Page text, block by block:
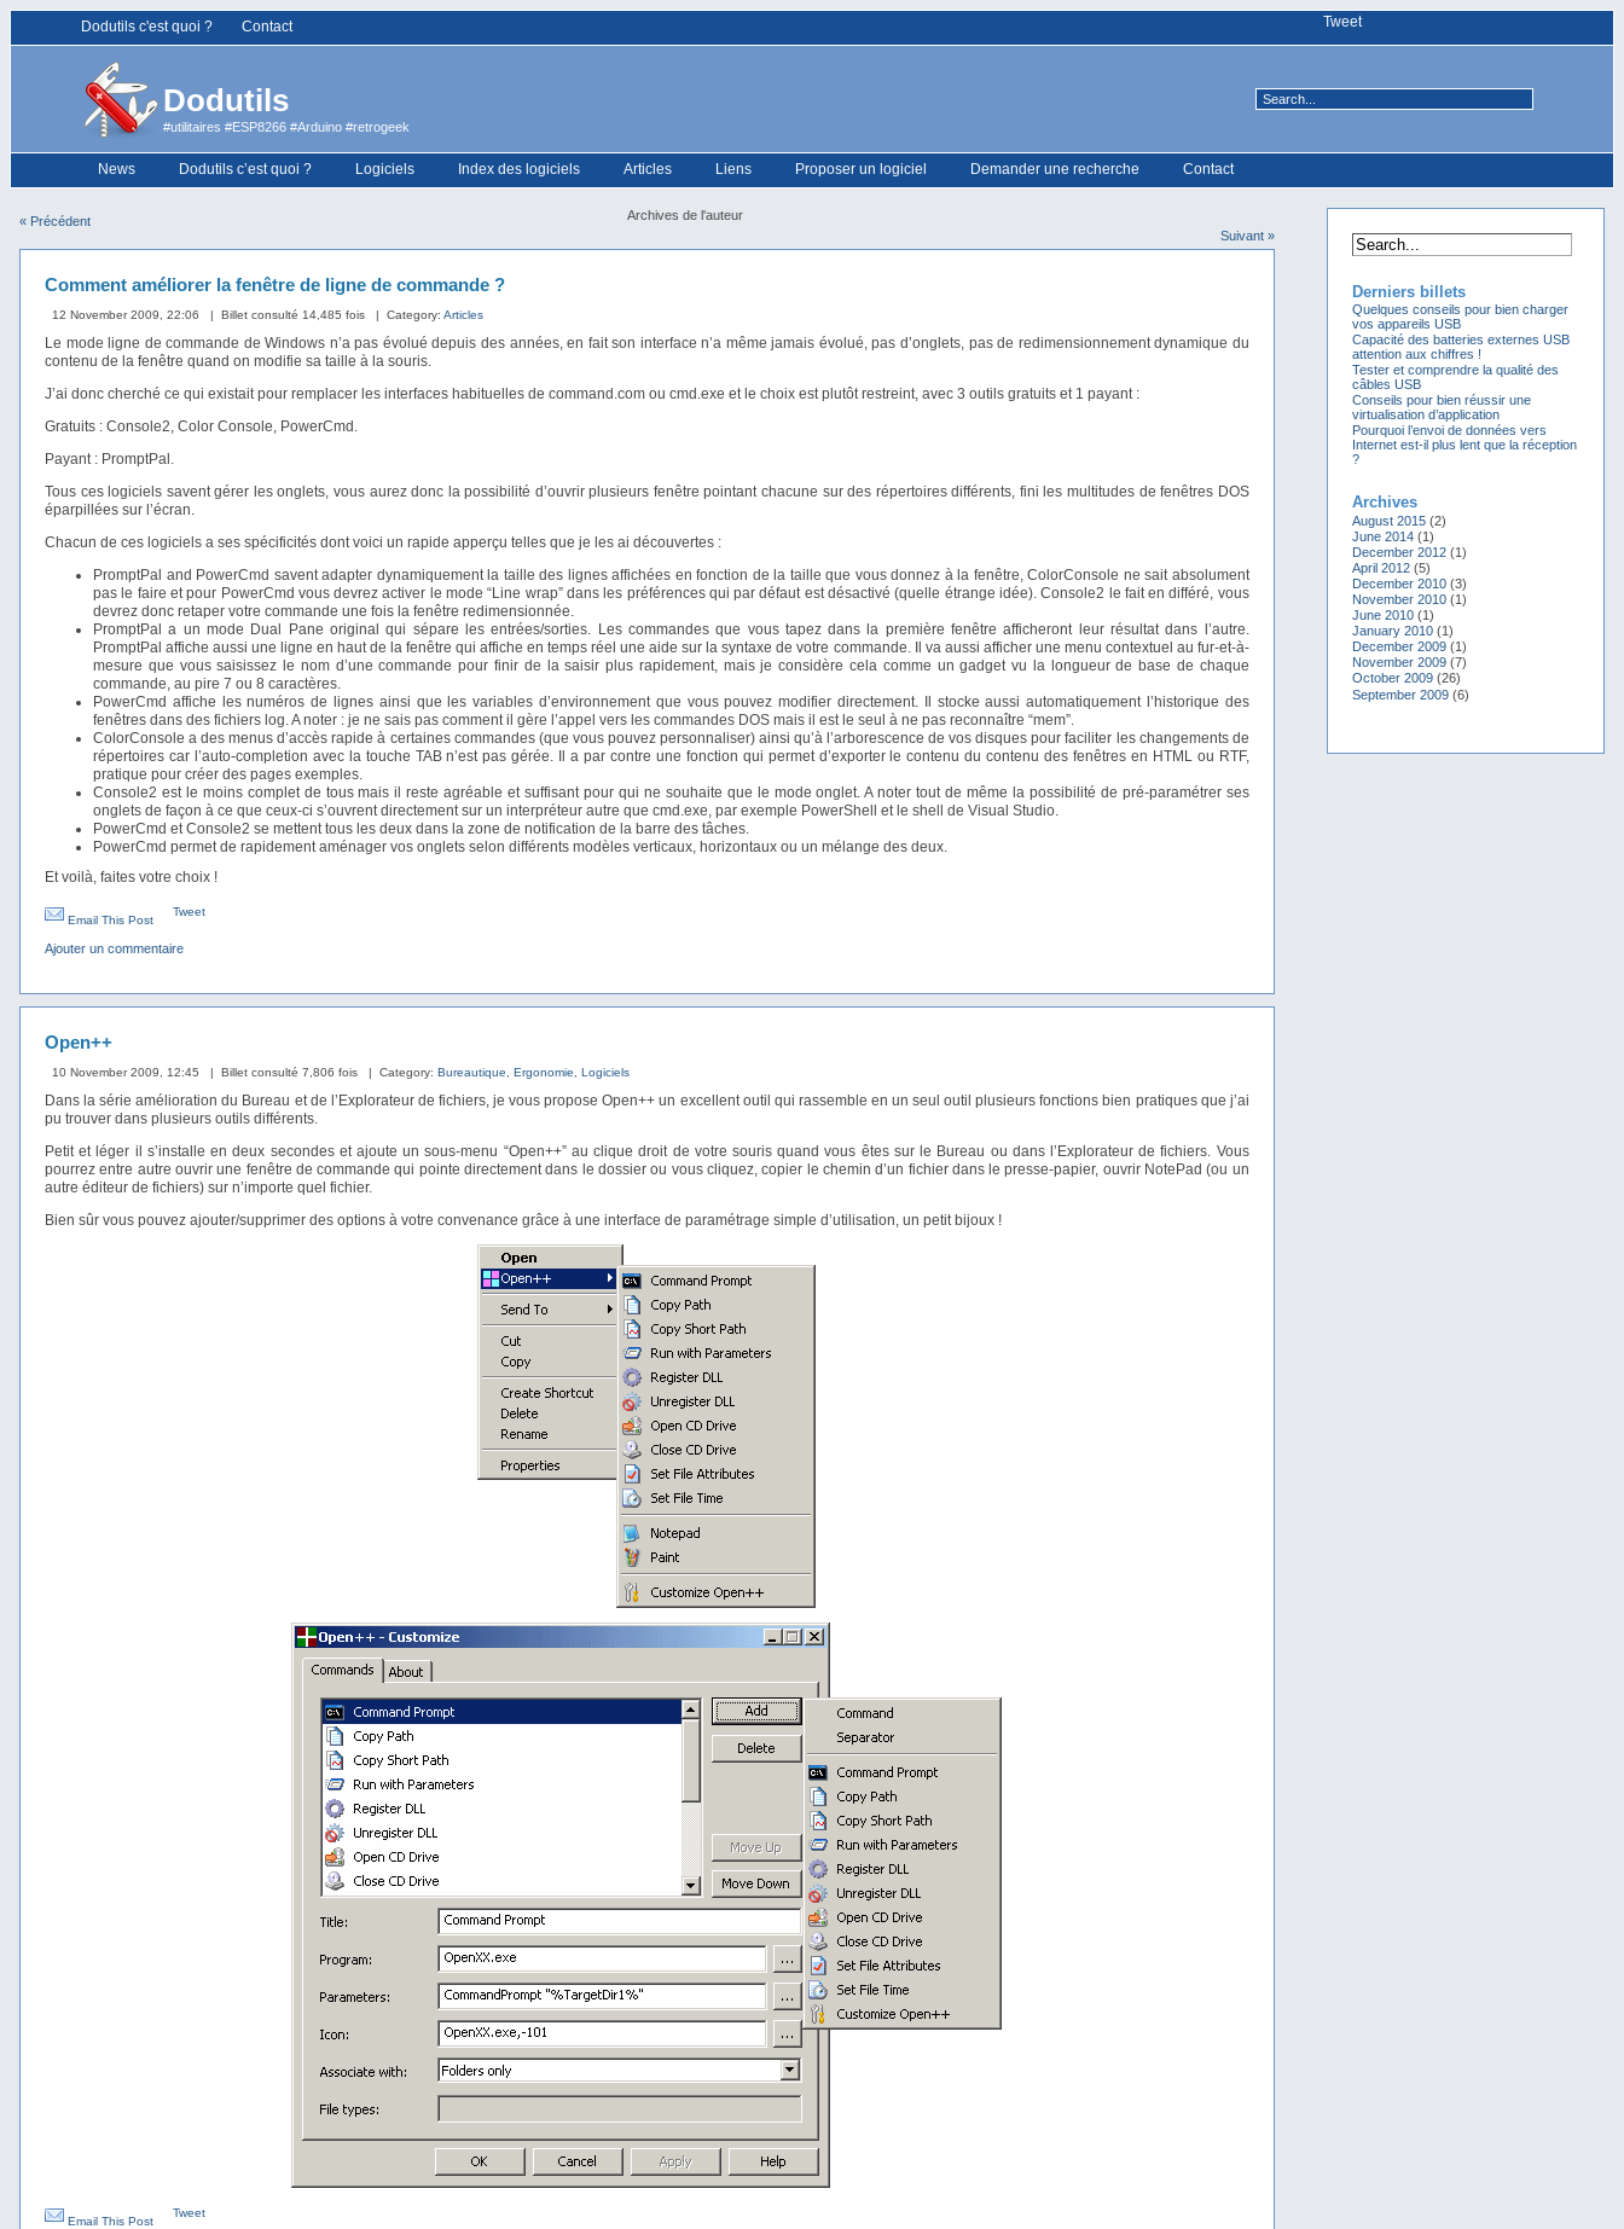
Tweet
Dodutils c'est quoi ? Contact
Dodutils
#utilitaires #ESP8266 #Arduino #retrogeek
News Dodutils c’est quoi ? Logiciels Index des logiciels Articles Liens Proposer un logiciel Demander une recherche Contact
« Précédent
Archives de l'auteur
Suivant »
Comment améliorer la fenêtre de ligne de commande ?
12 November 2009, 22:06 | Billet consulté 14,485 fois | Category: Articles
Le mode ligne de commande de Windows n’a pas évolué depuis des années, en fait son interface n’a même jamais évolué, pas d’onglets, pas de redimensionnement dynamique du
contenu de la fenêtre quand on modifie sa taille à la souris.
J’ai donc cherché ce qui existait pour remplacer les interfaces habituelles de command.com ou cmd.exe et le choix est plutôt restreint, avec 3 outils gratuits et 1 payant :
Gratuits : Console2, Color Console, PowerCmd.
Payant : PromptPal.
Tous ces logiciels savent gérer les onglets, vous aurez donc la possibilité d’ouvrir plusieurs fenêtre pointant chacune sur des répertoires différents, fini les multitudes de fenêtres DOS
éparpillées sur l’écran.
Chacun de ces logiciels a ses spécificités dont voici un rapide apperçu telles que je les ai découvertes :
PromptPal and PowerCmd savent adapter dynamiquement la taille des lignes affichées en fonction de la taille que vous donnez à la fenêtre, ColorConsole ne sait absolument
pas le faire et pour PowerCmd vous devrez activer le mode “Line wrap” dans les préférences qui par défaut est désactivé (quelle étrange idée). Console2 le fait en différé, vous
devrez donc retaper votre commande une fois la fenêtre redimensionnée.
PromptPal a un mode Dual Pane original qui sépare les entrées/sorties. Les commandes que vous tapez dans la première fenêtre afficheront leur résultat dans l’autre.
PromptPal affiche aussi une ligne en haut de la fenêtre qui affiche en temps réel une aide sur la syntaxe de votre commande. Il va aussi afficher une menu contextuel au fur-et-à-
mesure que vous saisissez le nom d’une commande pour finir de la saisir plus rapidement, mais je considère cela comme un gadget vu la longueur de base de chaque
commande, au pire 7 ou 8 caractères.
PowerCmd affiche les numéros de lignes ainsi que les variables d’environnement que vous pouvez modifier directement. Il stocke aussi automatiquement l’historique des
fenêtres dans des fichiers log. A noter : je ne sais pas comment il gère l’appel vers les commandes DOS mais il est le seul à ne pas reconnaître “mem”.
ColorConsole a des menus d’accès rapide à certaines commandes (que vous pouvez personnaliser) ainsi qu’à l’arborescence de vos disques pour faciliter les changements de
répertoires car l’auto-completion avec la touche TAB n’est pas gérée. Il a par contre une fonction qui permet d’exporter le contenu du contenu des fenêtres en HTML ou RTF,
pratique pour créer des pages exemples.
Console2 est le moins complet de tous mais il reste agréable et suffisant pour qui ne souhaite que le mode onglet. A noter tout de même la possibilité de pré-paramétrer ses
onglets de façon à ce que ceux-ci s’ouvrent directement sur un interpréteur autre que cmd.exe, par exemple PowerShell et le shell de Visual Studio.
PowerCmd et Console2 se mettent tous les deux dans la zone de notification de la barre des tâches.
PowerCmd permet de rapidement aménager vos onglets selon différents modèles verticaux, horizontaux ou un mélange des deux.
Et voilà, faites votre choix !
Email This Post
Tweet
Ajouter un commentaire
Open++
10 November 2009, 12:45 | Billet consulté 7,806 fois | Category: Bureautique Ergonomie Logiciels
Dans la série amélioration du Bureau et de l’Explorateur de fichiers, je vous propose Open++ un excellent outil qui rassemble en un seul outil plusieurs fonctions bien pratiques que j’ai
pu trouver dans plusieurs outils différents.
Petit et léger il s’installe en deux secondes et ajoute un sous-menu “Open++” au clique droit de votre souris quand vous êtes sur le Bureau ou dans l’Explorateur de fichiers. Vous
pourrez entre autre ouvrir une fenêtre de commande qui pointe directement dans le dossier ou vous cliquez, copier le chemin d’un fichier dans le presse-papier, ouvrir NotePad (ou un
autre éditeur de fichiers) sur n’importe quel fichier.
Bien sûr vous pouvez ajouter/supprimer des options à votre convenance grâce à une interface de paramétrage simple d’utilisation, un petit bijoux !
Email This Post
Tweet
Derniers billets
Quelques conseils pour bien charger
vos appareils USB
Capacité des batteries externes USB
attention aux chiffres !
Tester et comprendre la qualité des
câbles USB
Conseils pour bien réussir une
virtualisation d’application
Pourquoi l’envoi de données vers
Internet est-il plus lent que la réception
?
Archives
August 2015 (2)
June 2014 (1)
December 2012 (1)
April 2012 (5)
December 2010 (3)
November 2010 (1)
June 2010 (1)
January 2010 (1)
December 2009 (1)
November 2009 (7)
October 2009 (26)
September 2009 (6)